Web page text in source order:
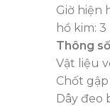
Giờ hiện
hồ kim:
Thông
Vật liệu
Chốt gập
Dây đeo